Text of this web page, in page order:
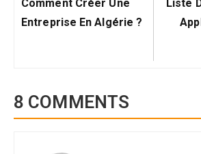
l’article
Comment Créer Une
Entreprise En Algérie ?
Liste
8 COMMENTS